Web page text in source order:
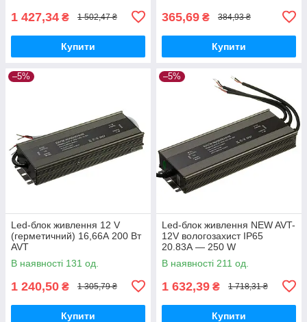
1 427,34 ₴ 1 502,47 ₴
Купити
365,69 ₴ 384,93 ₴
Купити
–5%
Led-блок живлення 12 V
(герметичний) 16,66А 200 Вт
AVT
В наявності 131 од.
1 240,50 ₴ 1 305,79 ₴
Купити
–5%
Led-блок живлення NEW AVT-
12V вологозахист IP65
20.83А — 250 W
В наявності 211 од.
1 632,39 ₴ 1 718,31 ₴
Купити